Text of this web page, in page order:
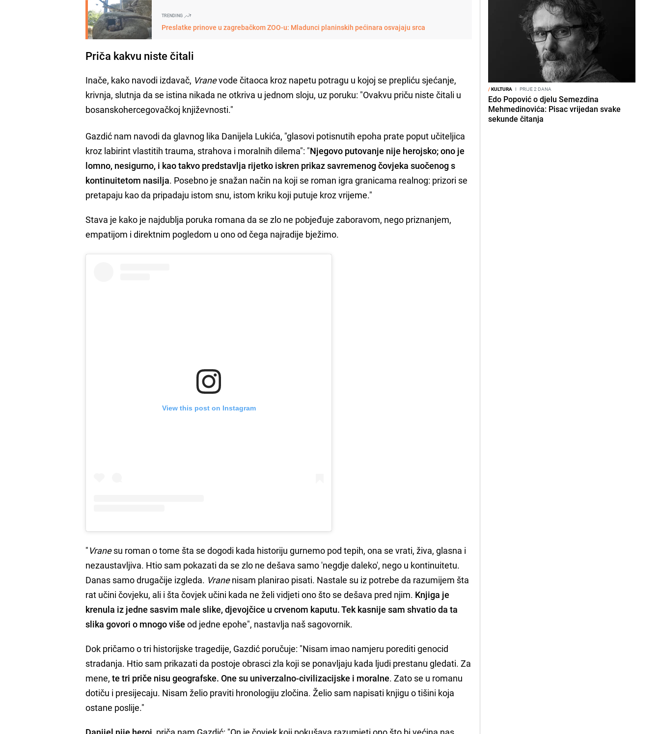
TRENDING
Preslatke prinove u zagrebačkom ZOO-u: Mladunci planinskih pećinara osvajaju srca
Priča kakvu niste čitali
Inače, kako navodi izdavač, Vranevode čitaoca kroz napetu potragu u kojoj se prepliću sjećanje,
krivnja, slutnja da se istina nikada ne otkriva u jednom sloju, uz poruku: "Ovakvu priču niste čitali u
bosanskohercegovačkoj književnosti."
Gazdić nam navodi da glavnog lika Danijela Lukića, "glasovi potisnutih epoha prate poput učiteljica
kroz labirint vlastitih trauma, strahova i moralnih dilema": "Njegovo putovanje nije herojsko; ono je
lomno, nesigurno, i kao takvo predstavlja rijetko iskren prikaz savremenog čovjeka suočenog s
kontinuitetom nasilja. Posebno je snažan način na koji se roman igra granicama realnog: prizori se
pretapaju kao da pripadaju istom snu, istom kriku koji putuje kroz vrijeme."
Stava je kako je najdublja poruka romana da se zlo ne pobjeđuje zaboravom, nego priznanjem,
empatijom i direktnim pogledom u ono od čega najradije bježimo.
View this post on Instagram
"Vranesu roman o tome šta se dogodi kada historiju gurnemo pod tepih, ona se vrati, živa, glasna i
nezaustavljiva. Htio sam pokazati da se zlo ne dešava samo 'negdje daleko', nego u kontinuitetu.
Danas samo drugačije izgleda. Vranenisam planirao pisati. Nastale su iz potrebe da razumijem šta
rat učini čovjeku, ali i šta čovjek učini kada ne želi vidjeti ono što se dešava pred njim. Knjiga je
krenula iz jedne sasvim male slike, djevojčice u crvenom kaputu. Tek kasnije sam shvatio da ta
slika govori o mnogo više od jedne epohe", nastavlja naš sagovornik.
Dok pričamo o tri historijske tragedije, Gazdić poručuje: "Nisam imao namjeru porediti genocid
stradanja. Htio sam prikazati da postoje obrasci zla koji se ponavljaju kada ljudi prestanu gledati. Za
mene,te tri priče nisu geografske. One su univerzalno-civilizacijske i moralne. Zato se u romanu
dotiču i presijecaju. Nisam želio praviti hronologiju zločina. Želio sam napisati knjigu o tišini koja
ostane poslije."
/KULTURA I PRIJE 2 DANA
Edo Popović o djelu Semezdina
Mehmedinovića: Pisac vrijedan svake
sekunde čitanja